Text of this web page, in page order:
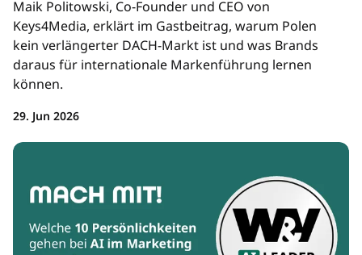
Maik Politowski, Co-Founder und CEO von
Keys4Media, erklärt im Gastbeitrag, warum Polen
kein verlängerter DACH-Markt ist und was Brands
daraus für internationale Markenführung lernen
können.
29. Jun 2026